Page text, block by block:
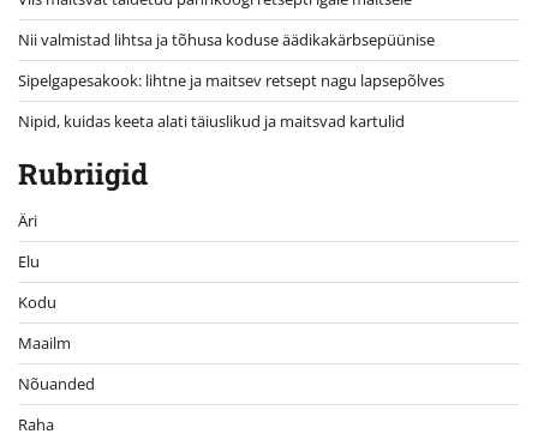
Nii valmistad lihtsa ja tõhusa koduse äädikakärbsepüünise
Sipelgapesakook: lihtne ja maitsev retsept nagu lapsepõlves
Nipid, kuidas keeta alati täiuslikud ja maitsvad kartulid
Rubriigid
Äri
Elu
Kodu
Maailm
Nõuanded
Raha